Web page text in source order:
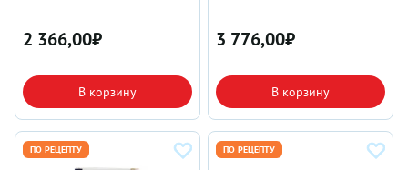
2 366,00₽
В корзину
3 776,00₽
В корзину
ПО РЕЦЕПТУ ПО РЕЦЕПТУ